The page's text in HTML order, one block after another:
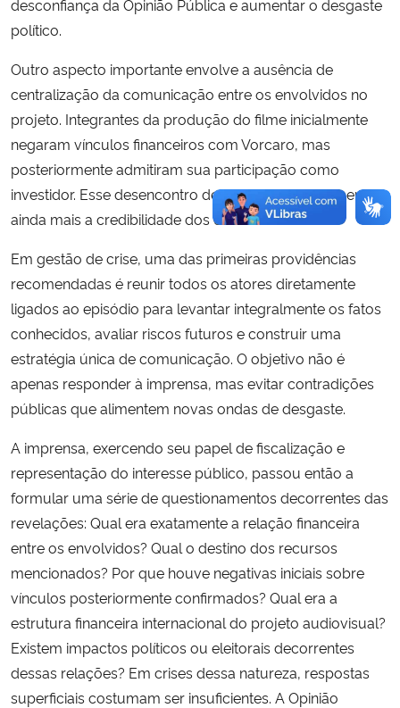
desconfiança da Opinião Pública e aumentar o desgaste
político.
Outro aspecto importante envolve a ausência de
centralização da comunicação entre os envolvidos no
projeto. Integrantes da produção do filme inicialmente
negaram vínculos financeiros com Vorcaro, mas
posteriormente admitiram sua participação como
investidor. Esse desencontro de versões enfraqueceu
ainda mais a credibilidade dos envolvidos.
Em gestão de crise, uma das primeiras providências
recomendadas é reunir todos os atores diretamente
ligados ao episódio para levantar integralmente os fatos
conhecidos, avaliar riscos futuros e construir uma
estratégia única de comunicação. O objetivo não é
apenas responder à imprensa, mas evitar contradições
públicas que alimentem novas ondas de desgaste.
A imprensa, exercendo seu papel de fiscalização e
representação do interesse público, passou então a
formular uma série de questionamentos decorrentes das
revelações: Qual era exatamente a relação financeira
entre os envolvidos? Qual o destino dos recursos
mencionados? Por que houve negativas iniciais sobre
vínculos posteriormente confirmados? Qual era a
estrutura financeira internacional do projeto audiovisual?
Existem impactos políticos ou eleitorais decorrentes
dessas relações? Em crises dessa natureza, respostas
superficiais costumam ser insuficientes. A Opinião